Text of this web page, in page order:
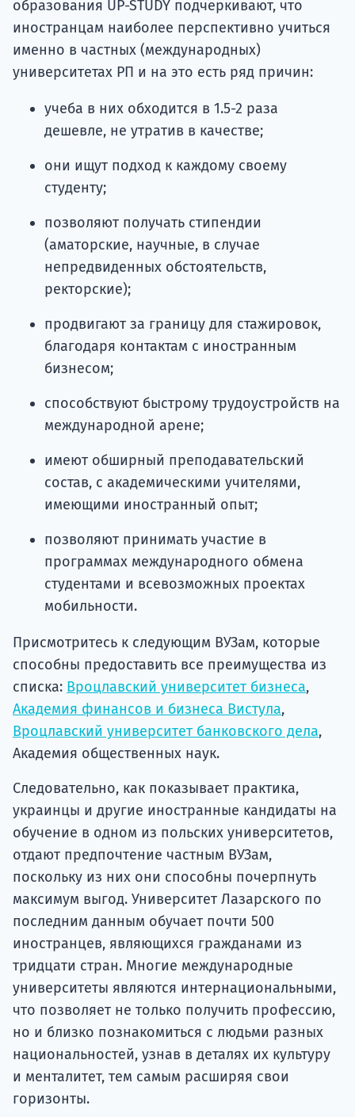
образования UP-STUDY подчеркивают, что
иностранцам наиболее перспективно учиться
именно в частных (международных)
университетах РП и на это есть ряд причин:
учеба в них обходится в 1.5-2 раза
дешевле, не утратив в качестве;
они ищут подход к каждому своему
студенту;
позволяют получать стипендии
(аматорские, научные, в случае
непредвиденных обстоятельств,
ректорские);
продвигают за границу для стажировок,
благодаря контактам с иностранным
бизнесом;
способствуют быстрому трудоустройств на
международной арене;
имеют обширный преподавательский
состав, с академическими учителями,
имеющими иностранный опыт;
позволяют принимать участие в
программах международного обмена
студентами и всевозможных проектах
мобильности.
Присмотритесь к следующим ВУЗам, которые
способны предоставить все преимущества из
списка: Вроцлавский университет бизнеса,
Академия финансов и бизнеса Вистула,
Вроцлавский университет банковского дела,
Академия общественных наук.
Следовательно, как показывает практика,
украинцы и другие иностранные кандидаты на
обучение в одном из польских университетов,
отдают предпочтение частным ВУЗам,
поскольку из них они способны почерпнуть
максимум выгод. Университет Лазарского по
последним данным обучает почти 500
иностранцев, являющихся гражданами из
тридцати стран. Многие международные
университеты являются интернациональными,
что позволяет не только получить профессию,
но и близко познакомиться с людьми разных
национальностей, узнав в деталях их культуру
и менталитет, тем самым расширяя свои
горизонты.